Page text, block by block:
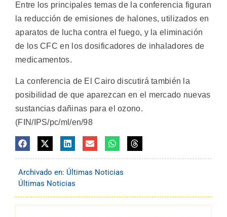
Entre los principales temas de la conferencia figuran
la reducción de emisiones de halones, utilizados en
aparatos de lucha contra el fuego, y la eliminación
de los CFC en los dosificadores de inhaladores de
medicamentos.
La conferencia de El Cairo discutirá también la
posibilidad de que aparezcan en el mercado nuevas
sustancias dañinas para el ozono.
(FIN/IPS/pc/ml/en/98
Archivado en: Últimas Noticias
Últimas Noticias